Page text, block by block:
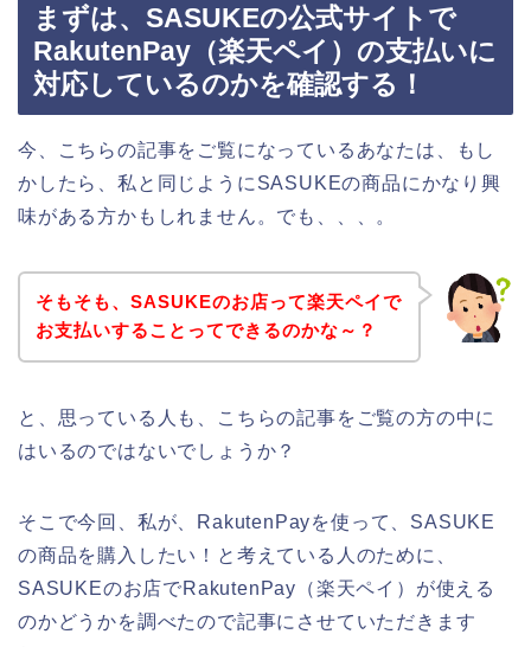
まずは、SASUKEの公式サイトで
RakutenPay（楽天ペイ）の支払いに
対応しているのかを確認する！
今、こちらの記事をご覧になっているあなたは、もし
かしたら、私と同じようにSASUKEの商品にかなり興
味がある方かもしれません。でも、、、。
そもそも、SASUKEのお店って楽天ペイで
お支払いすることってできるのかな～？
と、思っている人も、こちらの記事をご覧の方の中に
はいるのではないでしょうか？
そこで今回、私が、RakutenPayを使って、SASUKE
の商品を購入したい！と考えている人のために、
SASUKEのお店でRakutenPay（楽天ペイ）が使える
のかどうかを調べたので記事にさせていただきます